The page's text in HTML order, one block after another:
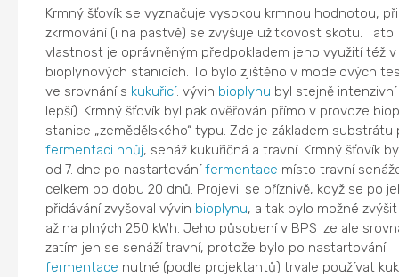
Krmný šťovík se vyznačuje vysokou krmnou hodnotou,
zkrmování (i na pastvě) se zvyšuje užitkovost skotu. Tato
vlastnost je oprávněným předpokladem jeho využití též v
bioplynových stanicích. To bylo zjištěno v modelových
ve srovnání s kukuřicí: vývin bioplynu byl stejně
lepší). Krmný šťovík byl pak ověřován přímo v provoze
stanice „zemědělského“ typu. Zde je základem substrátu
fermentaci hnůj, senáž kukuřičná a travní. Krmný šťovík
od 7. dne po nastartovánífermentace místo travní
celkem po dobu 20 dnů. Projevil se příznivě, když se po
přidávání zvyšoval vývin bioplynu, a tak bylo možné
až na plných 250 kWh. Jeho působení v BPS lze ale
zatím jen se senáží travní, protože bylo po nastartování
fermentace nutné (podle projektantů) trvale používat